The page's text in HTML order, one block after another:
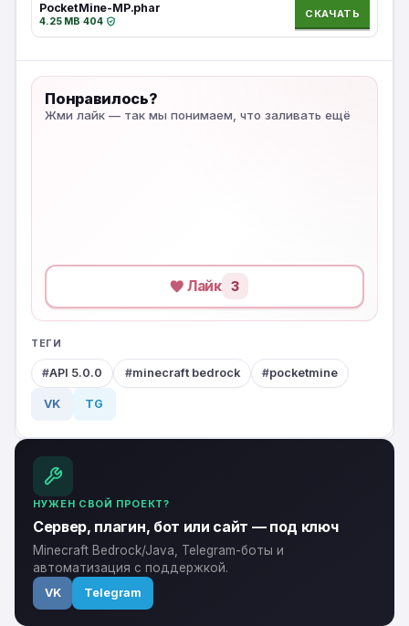
PocketMine-MP.phar
4.25 MB·404·
СКАЧАТЬ
Понравилось?
Жми лайк — так мы понимаем, что заливать ещё
Лайк 3
ТЕГИ
API 5.0.0 minecraft bedrock pocketmine
VK TG
НУЖЕН СВОЙ ПРОЕКТ?
Сервер, плагин, бот или сайт — под ключ
Minecraft Bedrock/Java, Telegram-боты и
автоматизация с поддержкой.
VK Telegram